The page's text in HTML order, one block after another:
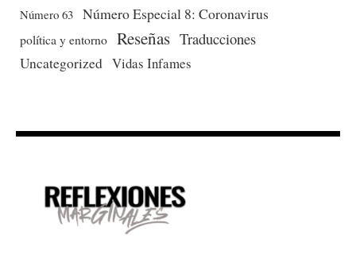
Número 63 Número Especial 8: Coronavirus
política y entorno Reseñas Traducciones
Uncategorized Vidas Infames